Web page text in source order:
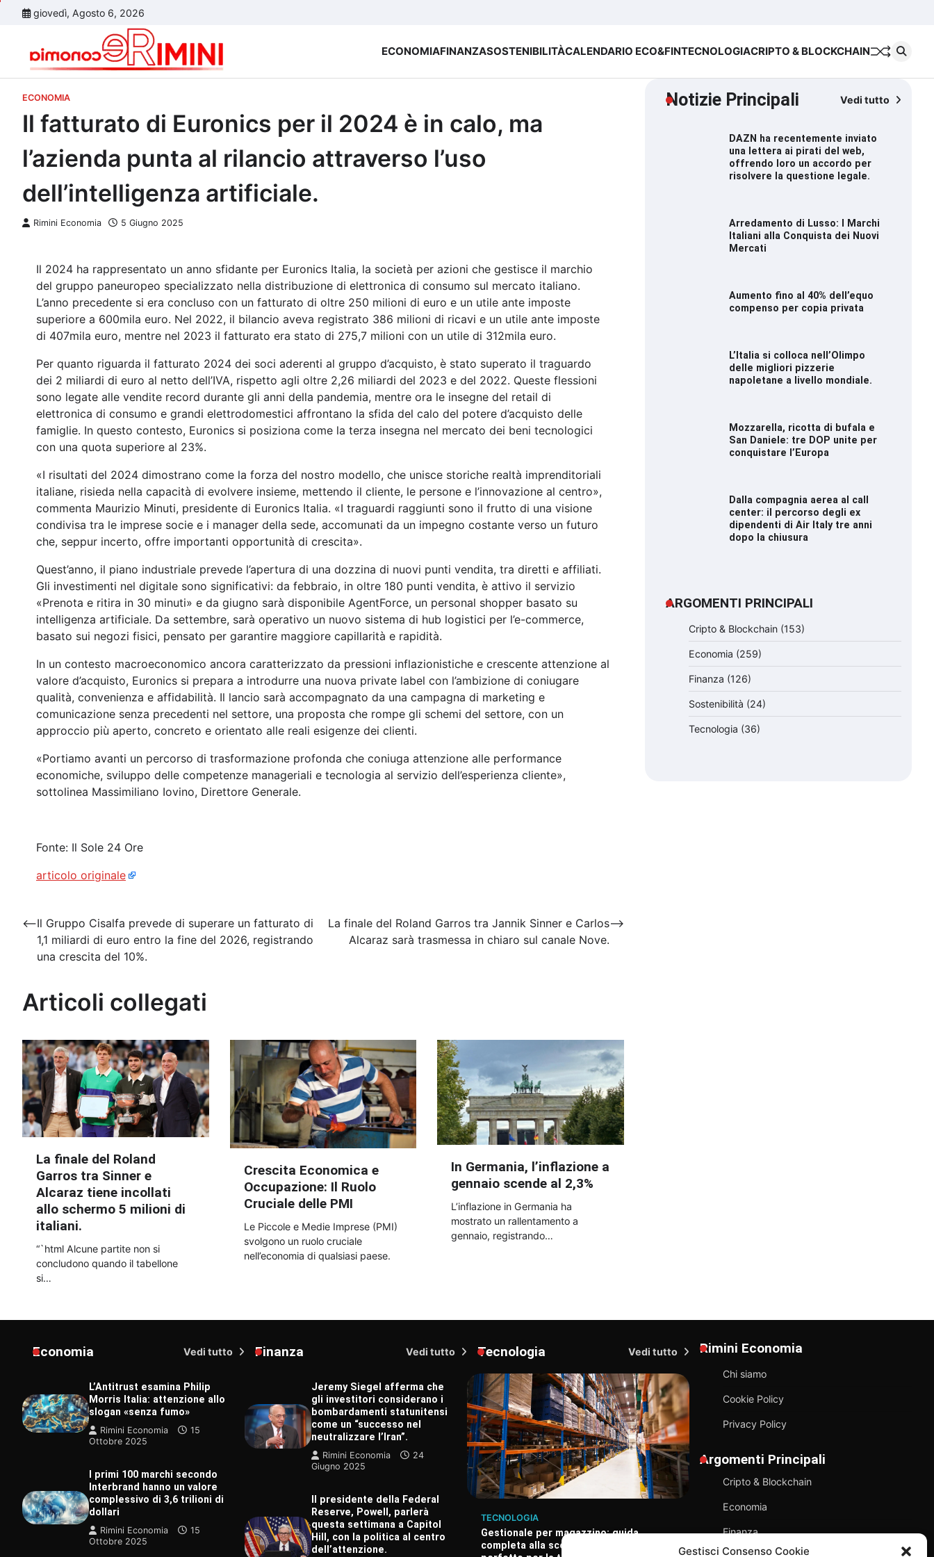
Gestisci Consenso Cookie
giovedì, Agosto 6, 2026
ECONOMIAFINANZASOSTENIBILITÀCALENDARIO ECO&FINTECNOLOGIACRIPTO & BLOCKCHAIN
ECONOMIA
Il fatturato di Euronics per il 2024 è in calo, ma
l’azienda punta al rilancio attraverso l’uso
dell’intelligenza artificiale.
Rimini Economia 5 Giugno 2025
Il 2024 ha rappresentato un anno sfidante per Euronics Italia, la società per azioni che gestisce il marchio
del gruppo paneuropeo specializzato nella distribuzione di elettronica di consumo sul mercato italiano.
L’anno precedente si era concluso con un fatturato di oltre 250 milioni di euro e un utile ante imposte
superiore a 600mila euro. Nel 2022, il bilancio aveva registrato 386 milioni di ricavi e un utile ante imposte
di 407mila euro, mentre nel 2023 il fatturato era stato di 275,7 milioni con un utile di 312mila euro.
Per quanto riguarda il fatturato 2024 dei soci aderenti al gruppo d’acquisto, è stato superato il traguardo
dei 2 miliardi di euro al netto dell’IVA, rispetto agli oltre 2,26 miliardi del 2023 e del 2022. Queste flessioni
sono legate alle vendite record durante gli anni della pandemia, mentre ora le insegne del retail di
elettronica di consumo e grandi elettrodomestici affrontano la sfida del calo del potere d’acquisto delle
famiglie. In questo contesto, Euronics si posiziona come la terza insegna nel mercato dei beni tecnologici
con una quota superiore al 23%.
«I risultati del 2024 dimostrano come la forza del nostro modello, che unisce storiche realtà imprenditoriali
italiane, risieda nella capacità di evolvere insieme, mettendo il cliente, le persone e l’innovazione al centro»,
commenta Maurizio Minuti, presidente di Euronics Italia. «I traguardi raggiunti sono il frutto di una visione
condivisa tra le imprese socie e i manager della sede, accomunati da un impegno costante verso un futuro
che, seppur incerto, offre importanti opportunità di crescita».
Quest’anno, il piano industriale prevede l’apertura di una dozzina di nuovi punti vendita, tra diretti e affiliati.
Gli investimenti nel digitale sono significativi: da febbraio, in oltre 180 punti vendita, è attivo il servizio
«Prenota e ritira in 30 minuti» e da giugno sarà disponibile AgentForce, un personal shopper basato su
intelligenza artificiale. Da settembre, sarà operativo un nuovo sistema di hub logistici per l’e-commerce,
basato sui negozi fisici, pensato per garantire maggiore capillarità e rapidità.
In un contesto macroeconomico ancora caratterizzato da pressioni inflazionistiche e crescente attenzione al
valore d’acquisto, Euronics si prepara a introdurre una nuova private label con l’ambizione di coniugare
qualità, convenienza e affidabilità. Il lancio sarà accompagnato da una campagna di marketing e
comunicazione senza precedenti nel settore, una proposta che rompe gli schemi del settore, con un
approccio più aperto, concreto e orientato alle reali esigenze dei clienti.
«Portiamo avanti un percorso di trasformazione profonda che coniuga attenzione alle performance
economiche, sviluppo delle competenze manageriali e tecnologia al servizio dell’esperienza cliente»,
sottolinea Massimiliano Iovino, Direttore Generale.
Fonte: Il Sole 24 Ore
articolo originale
Navigazione
articoli
⟵Il Gruppo Cisalfa prevede di superare un fatturato di
1,1 miliardi di euro entro la fine del 2026, registrando
una crescita del 10%.
La finale del Roland Garros tra Jannik Sinner e Carlos
Alcaraz sarà trasmessa in chiaro sul canale Nove.
⟶
Articoli collegati
La finale del Roland
Garros tra Sinner e
Alcaraz tiene incollati
allo schermo 5 milioni di
italiani.
“`html Alcune partite non si
concludono quando il tabellone
si…
Crescita Economica e
Occupazione: Il Ruolo
Cruciale delle PMI
Le Piccole e Medie Imprese (PMI)
svolgono un ruolo cruciale
nell’economia di qualsiasi paese.
In Germania, l’inflazione a
gennaio scende al 2,3%
L’inflazione in Germania ha
mostrato un rallentamento a
gennaio, registrando…
Notizie Principali Vedi tutto
DAZN ha recentemente inviato
una lettera ai pirati del web,
offrendo loro un accordo per
risolvere la questione legale.
Arredamento di Lusso: I Marchi
Italiani alla Conquista dei Nuovi
Mercati
Aumento fino al 40% dell’equo
compenso per copia privata
L’Italia si colloca nell’Olimpo
delle migliori pizzerie
napoletane a livello mondiale.
Mozzarella, ricotta di bufala e
San Daniele: tre DOP unite per
conquistare l’Europa
Dalla compagnia aerea al call
center: il percorso degli ex
dipendenti di Air Italy tre anni
dopo la chiusura
ARGOMENTI PRINCIPALI
Cripto & Blockchain (153)
Economia (259)
Finanza (126)
Sostenibilità (24)
Tecnologia (36)
Economia Vedi tutto
L’Antitrust esamina Philip
Morris Italia: attenzione allo
slogan «senza fumo»
Rimini Economia
15
Ottobre 2025
I primi 100 marchi secondo
Interbrand hanno un valore
complessivo di 3,6 trilioni di
dollari
Rimini Economia
15
Ottobre 2025
Finanza Vedi tutto
Jeremy Siegel afferma che
gli investitori considerano i
bombardamenti statunitensi
come un “successo nel
neutralizzare l’Iran”.
Rimini Economia
24
Giugno 2025
Il presidente della Federal
Reserve, Powell, parlerà
questa settimana a Capitol
Hill, con la politica al centro
dell’attenzione.
Tecnologia Vedi tutto
TECNOLOGIA
Gestionale per magazzino: guida
completa alla scelta del software
Rimini Economia
Chi siamo
Cookie Policy
Privacy Policy
Argomenti Principali
Cripto & Blockchain
Economia
Finanza